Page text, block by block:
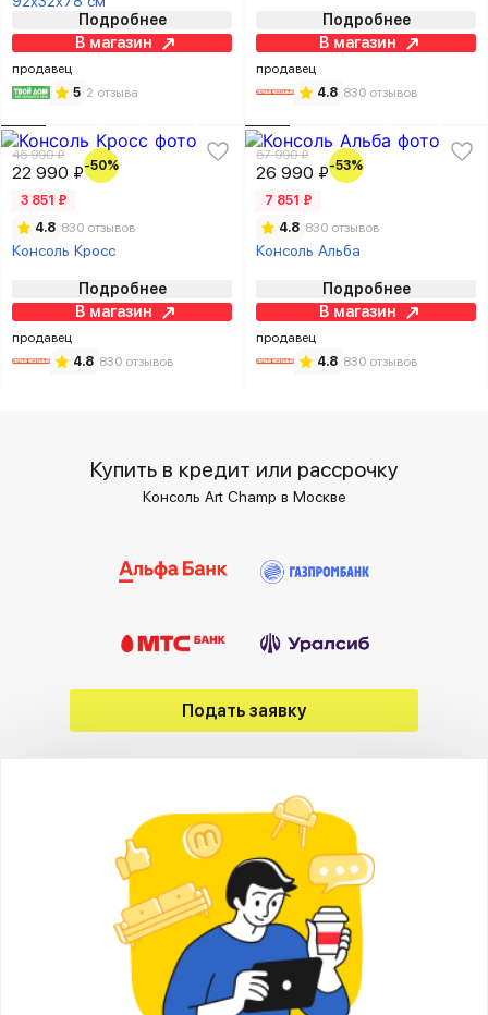
Подробнее
В магазин
продавец
5 2 отзыва
Подробнее
В магазин
продавец
4.8 830 отзывов
45 990 ₽
22 990 ₽-50%
3 851 ₽
4.8 830 отзывов
Консоль Кросс
Подробнее
В магазин
продавец
4.8 830 отзывов
57 990 ₽
26 990 ₽-53%
7 851 ₽
4.8 830 отзывов
Консоль Альба
Подробнее
В магазин
продавец
4.8 830 отзывов
Купить в кредит или рассрочку
Консоль Art Champ в Москве
Подать заявку